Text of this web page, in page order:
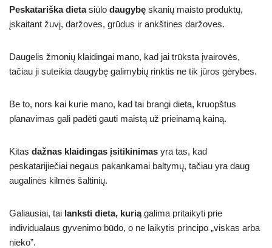
Peskatariška dietasiūlo daugybę skanių maisto produktų,
įskaitant žuvį, daržoves, grūdus ir ankštines daržoves.
Daugelis žmonių klaidingai mano, kad jai trūksta įvairovės,
tačiau ji suteikia daugybę galimybių rinktis ne tik jūros gėrybes.
Be to, nors kai kurie mano, kad tai brangi dieta, kruopštus
planavimas gali padėti gauti maistą už prieinamą kainą.
Kitas dažnas klaidingas įsitikinimas yra tas, kad
peskatarijiečiai negaus pakankamai baltymų, tačiau yra daug
augalinės kilmės šaltinių.
Galiausiai, tai lanksti dieta, kuriągalima pritaikyti prie
individualaus gyvenimo būdo, o ne laikytis principo „viskas arba
nieko”.